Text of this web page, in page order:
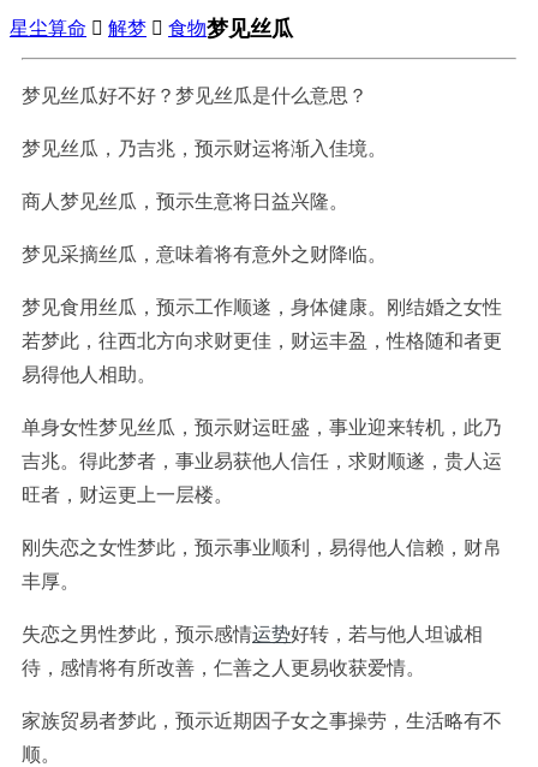
星尘算命  解梦  食物梦见丝瓜
梦见丝瓜好不好？梦见丝瓜是什么意思？
梦见丝瓜，乃吉兆，预示财运将渐入佳境。
商人梦见丝瓜，预示生意将日益兴隆。
梦见采摘丝瓜，意味着将有意外之财降临。
梦见食用丝瓜，预示工作顺遂，身体健康。刚结婚之女性
若梦此，往西北方向求财更佳，财运丰盈，性格随和者更
易得他人相助。
单身女性梦见丝瓜，预示财运旺盛，事业迎来转机，此乃
吉兆。得此梦者，事业易获他人信任，求财顺遂，贵人运
旺者，财运更上一层楼。
刚失恋之女性梦此，预示事业顺利，易得他人信赖，财帛
丰厚。
失恋之男性梦此，预示感情运势好转，若与他人坦诚相
待，感情将有所改善，仁善之人更易收获爱情。
家族贸易者梦此，预示近期因子女之事操劳，生活略有不
顺。